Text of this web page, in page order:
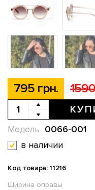
795 грн.
0066-001
Модель
в наличии
Код товара: 11216
Ширина оправы